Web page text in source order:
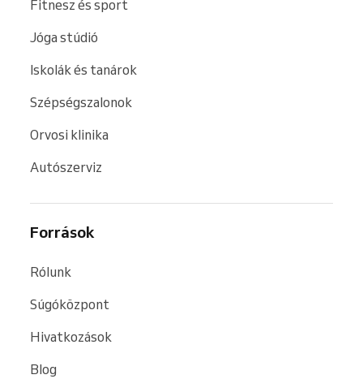
Fitnesz és sport
Jóga stúdió
Iskolák és tanárok
Szépségszalonok
Orvosi klinika
Autószerviz
Források
Rólunk
Súgóközpont
Hivatkozások
Blog